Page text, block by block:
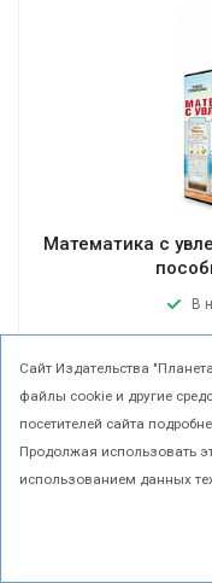
Математика с
В
Cайт Издательства
файлы cookie и другие
посетителей сайта
Продолжая использовать
использованием данных